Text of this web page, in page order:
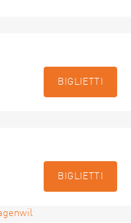
BIGLIETTI
BIGLIETTI